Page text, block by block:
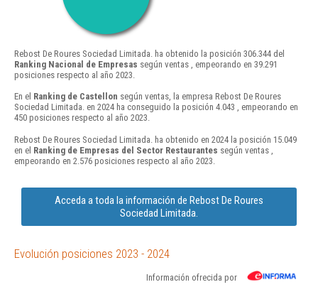
Rebost De Roures Sociedad Limitada. ha obtenido la posición 306.344 del
Ranking Nacional de Empresas según ventas , empeorando en 39.291
posiciones respecto al año 2023.
En el Ranking de Castellon según ventas, la empresa Rebost De Roures
Sociedad Limitada. en 2024 ha conseguido la posición 4.043 , empeorando en
450 posiciones respecto al año 2023.
Rebost De Roures Sociedad Limitada. ha obtenido en 2024 la posición 15.049
en el Ranking de Empresas del Sector Restaurantes según ventas ,
empeorando en 2.576 posiciones respecto al año 2023.
Acceda a toda la información de Rebost De Roures
Sociedad Limitada.
Evolución posiciones 2023 - 2024
Información ofrecida por